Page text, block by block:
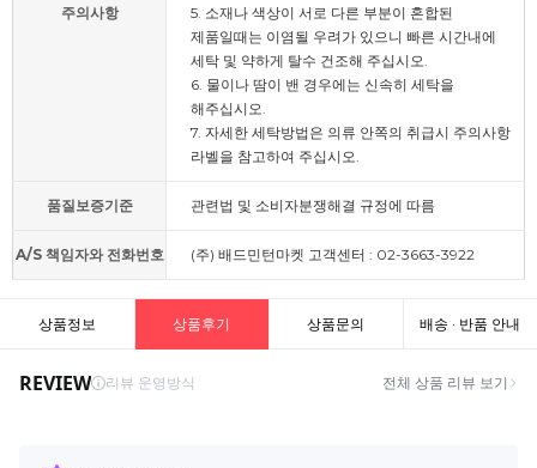
주의사항
5. 소재나 색상이 서로 다른 부분이 혼합된
제품일때는 이염될 우려가 있으니 빠른 시간내에
세탁 및 약하게 탈수 건조해 주십시오.
6. 물이나 땀이 밴 경우에는 신속히 세탁을
해주십시오.
7. 자세한 세탁방법은 의류 안쪽의 취급시 주의사항
라벨을 참고하여 주십시오.
품질보증기준 관련법 및 소비자분쟁해결 규정에 따름
A/S 책임자와 전화번호 (주) 배드민턴마켓 고객센터 : 02-3663-3922
상품정보 상품후기 상품문의 배송 · 반품 안내